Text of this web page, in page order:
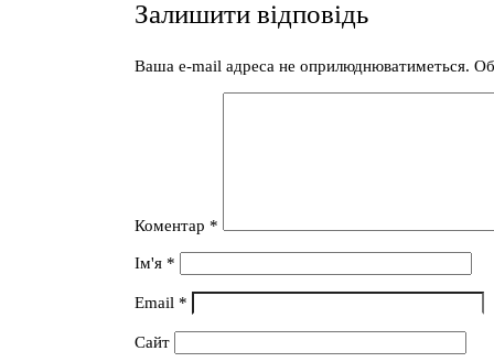
Залишити відповідь
Ваша e-mail адреса не оприлюднюватиметься.
Коментар *
Ім'я *
Email *
Сайт